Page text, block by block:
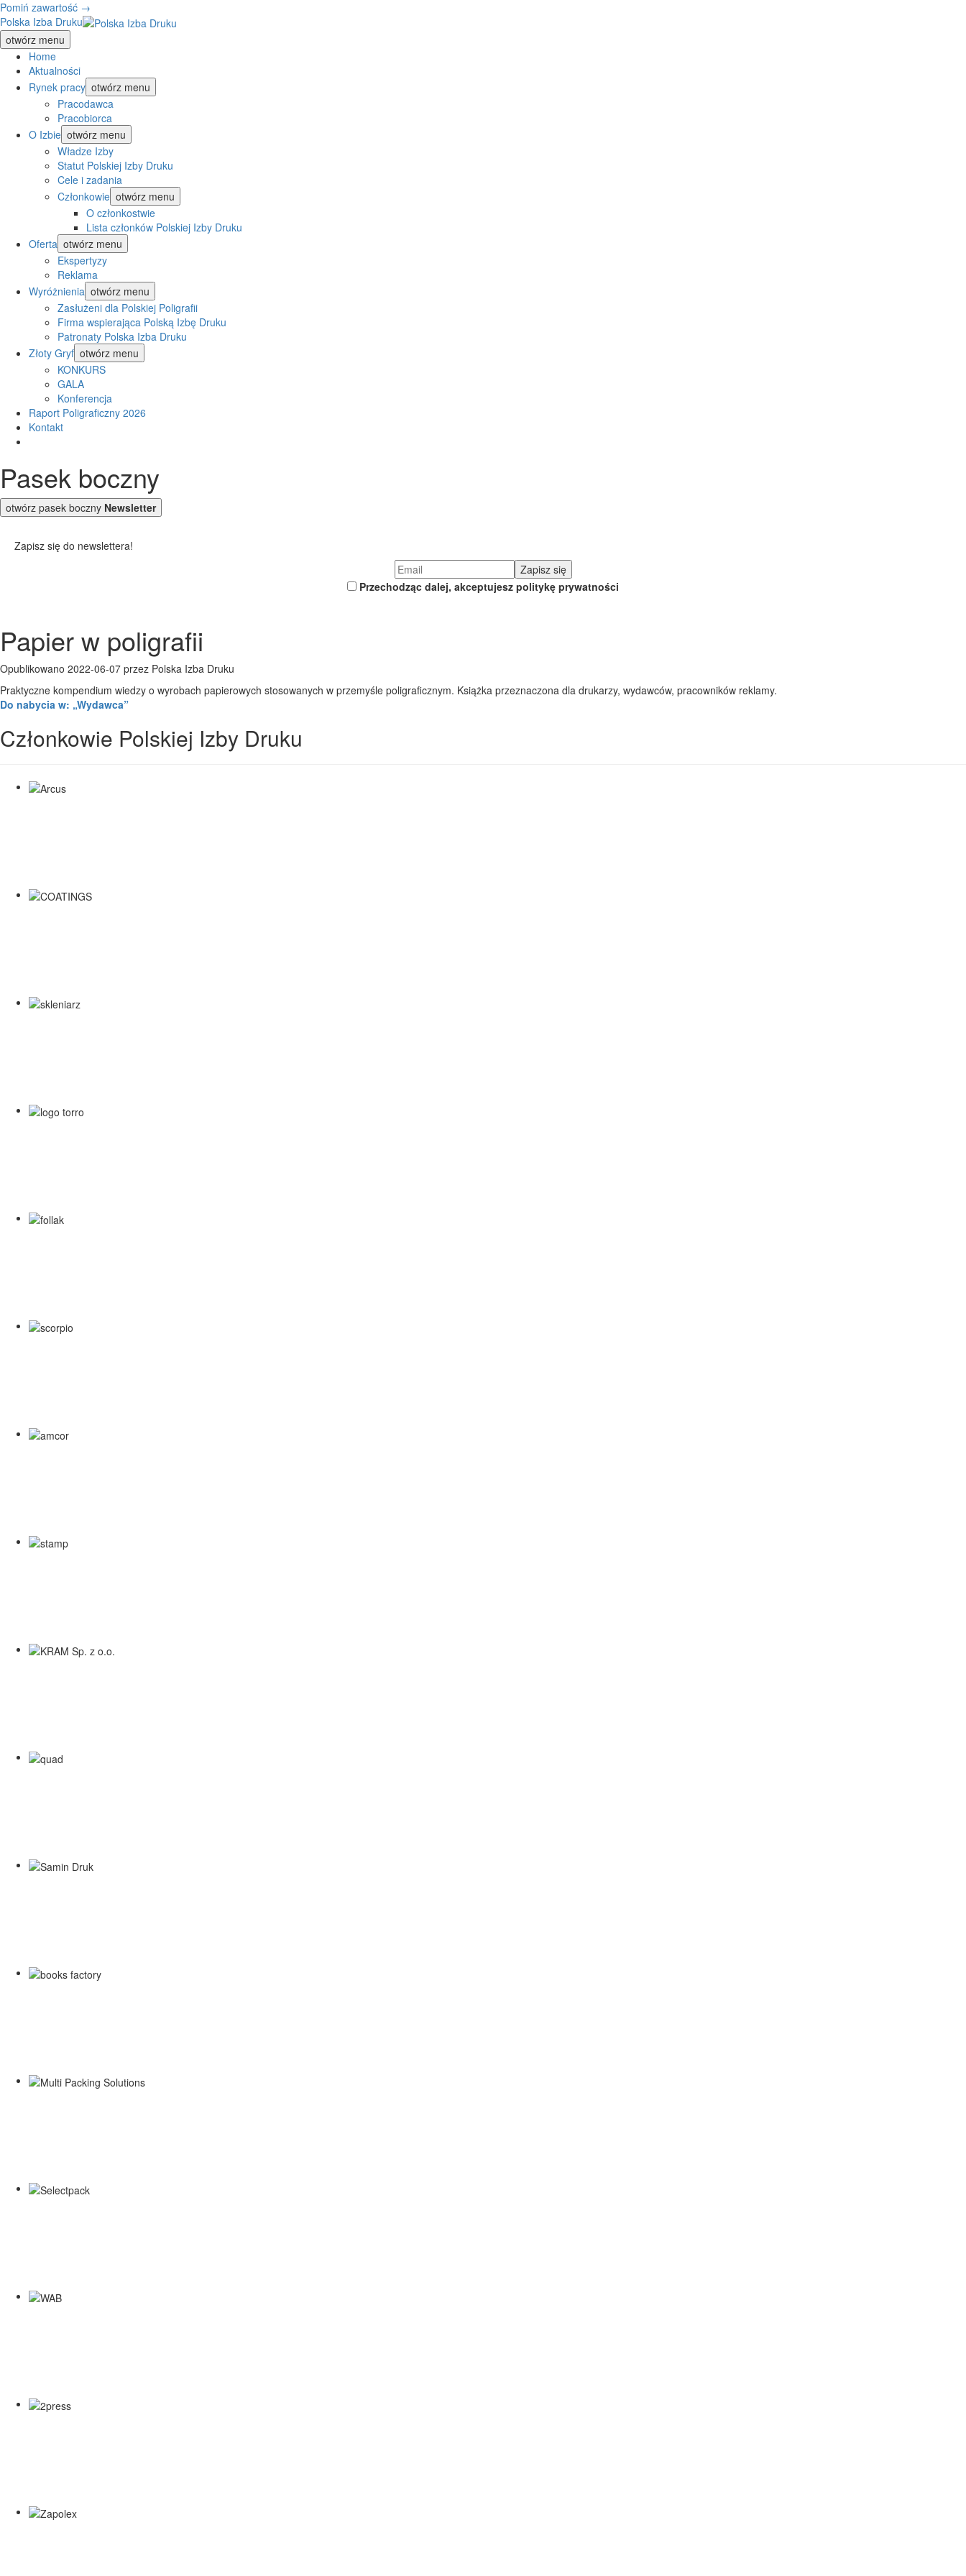
Pomiń zawartość →
Polska Izba Druku
otwórz menu
Home
Aktualności
Rynek pracy otwórz menu
Pracodawca
Pracobiorca
O Izbie otwórz menu
Władze Izby
Statut Polskiej Izby Druku
Cele i zadania
Członkowie otwórz menu
O członkostwie
Lista członków Polskiej Izby Druku
Oferta otwórz menu
Ekspertyzy
Reklama
Wyróżnienia otwórz menu
Zasłużeni dla Polskiej Poligrafii
Firma wspierająca Polską Izbę Druku
Patronaty Polska Izba Druku
Złoty Gryf otwórz menu
KONKURS
GALA
Konferencja
Raport Poligraficzny 2026
Kontakt
Pasek boczny
otwórz pasek boczny Newsletter
Zapisz się do newslettera!
Przechodząc dalej, akceptujesz politykę prywatności
Papier w poligrafii
Opublikowano 2022-06-07 przez Polska Izba Druku
Praktyczne kompendium wiedzy o wyrobach papierowych stosowanych w przemyśle poligraficznym. Książka przeznaczona dla drukarzy, wydawców, pracowników reklamy.
Do nabycia w: „Wydawca”
Członkowie Polskiej Izby Druku